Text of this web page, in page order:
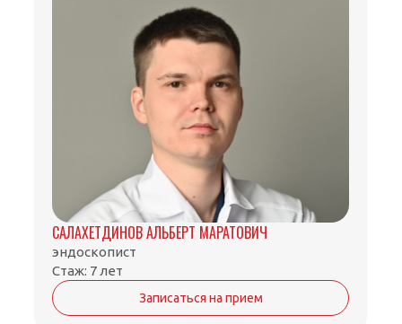
САЛАХЕТДИНОВ АЛЬБЕРТ МАРАТОВИЧ
эндоскопист
Стаж: 7 лет
Записаться на прием